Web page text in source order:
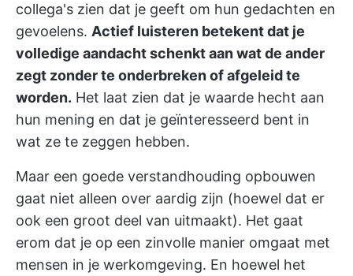
collega's zien dat je geeft om hun gedachten en
gevoelens. Actief luisteren betekent dat je
volledige aandacht schenkt aan wat de ander
zegt zonder te onderbreken of afgeleid te
worden. Het laat zien dat je waarde hecht aan
hun mening en dat je geïnteresseerd bent in
wat ze te zeggen hebben.
Maar een goede verstandhouding opbouwen
gaat niet alleen over aardig zijn (hoewel dat er
ook een groot deel van uitmaakt). Het gaat
erom dat je op een zinvolle manier omgaat met
mensen in je werkomgeving. En hoewel het